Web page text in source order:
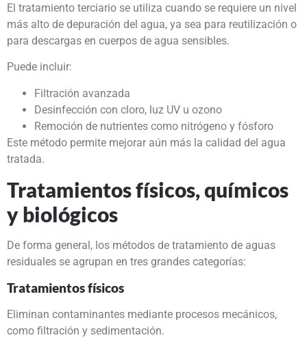
El tratamiento terciario se utiliza cuando se requiere un nivel
más alto de depuración del agua, ya sea para reutilización o
para descargas en cuerpos de agua sensibles.
Puede incluir:
Filtración avanzada
Desinfección con cloro, luz UV u ozono
Remoción de nutrientes como nitrógeno y fósforo
Este método permite mejorar aún más la calidad del agua
tratada.
Tratamientos físicos, químicos
y biológicos
De forma general, los métodos de tratamiento de aguas
residuales se agrupan en tres grandes categorías:
Tratamientos físicos
Eliminan contaminantes mediante procesos mecánicos,
como filtración y sedimentación.